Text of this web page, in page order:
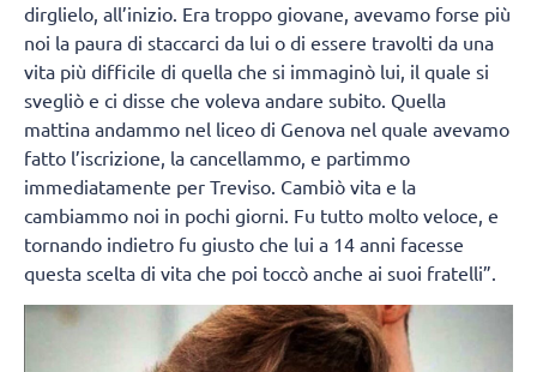
dirglielo, all’inizio. Era troppo giovane, avevamo forse più
noi la paura di staccarci da lui o di essere travolti da una
vita più difficile di quella che si immaginò lui, il quale si
svegliò e ci disse che voleva andare subito. Quella
mattina andammo nel liceo di Genova nel quale avevamo
fatto l’iscrizione, la cancellammo, e partimmo
immediatamente per Treviso. Cambiò vita e la
cambiammo noi in pochi giorni. Fu tutto molto veloce, e
tornando indietro fu giusto che lui a 14 anni facesse
questa scelta di vita che poi toccò anche ai suoi fratelli”.